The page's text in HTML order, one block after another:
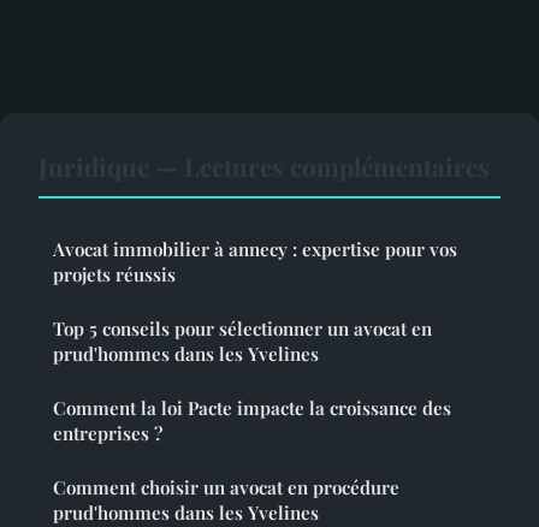
Avocat immobilier à annecy : expertise pour vos
projets réussis
Top 5 conseils pour sélectionner un avocat en
prud'hommes dans les Yvelines
Comment la loi Pacte impacte la croissance des
entreprises ?
Comment choisir un avocat en procédure
prud'hommes dans les Yvelines